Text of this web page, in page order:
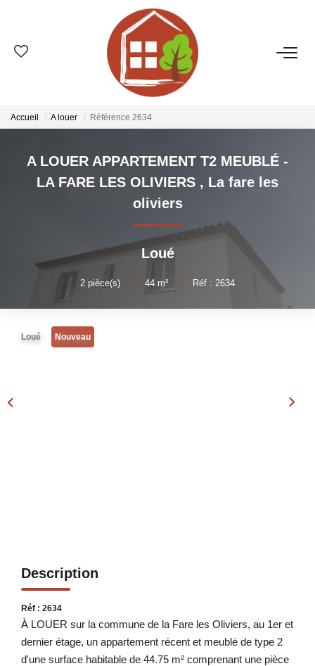
VENTES
ESTIMATION
LOCATIONS
GESTION
LE GROUPE
Nos Agences
Accueil A louer Référence 2634
A LOUER APPARTEMENT T2 MEUBLÉ -
LA FARE LES OLIVIERS , La fare les
oliviers
Loué
2 pièce(s) • 44 m² • Réf : 2634
Loué Nouveau
Description
Réf : 2634
À LOUER sur la commune de la Fare les Oliviers, au 1er et
dernier étage, un appartement récent et meublé de type 2
d'une surface habitable de 44.75 m² comprenant une pièce